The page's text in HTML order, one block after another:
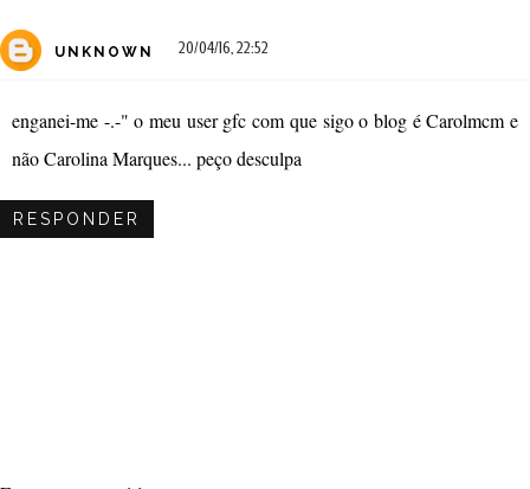
UNKNOWN 20/04/16, 22:52
enganei-me -.-" o meu user gfc com que sigo o blog é Carolmcm e
não Carolina Marques... peço desculpa
RESPONDER